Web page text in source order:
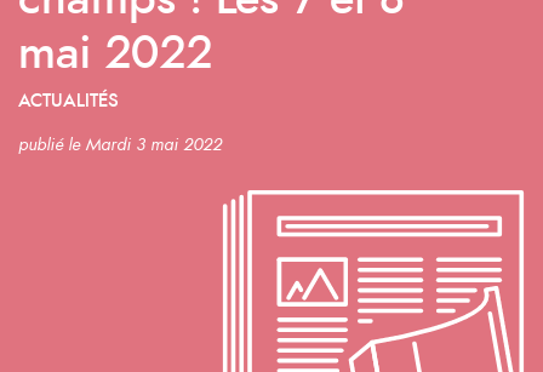
mai 2022
ACTUALITÉS
publié le Mardi 3 mai 2022